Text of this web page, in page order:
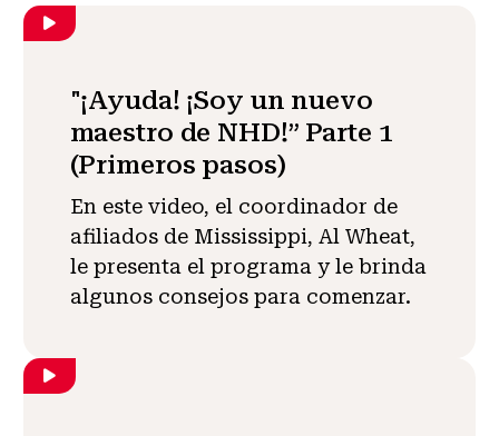
"¡Ayuda! ¡Soy un nuevo
maestro de NHD!” Parte 1
(Primeros pasos)
En este video, el coordinador de
afiliados de Mississippi, Al Wheat,
le presenta el programa y le brinda
algunos consejos para comenzar.